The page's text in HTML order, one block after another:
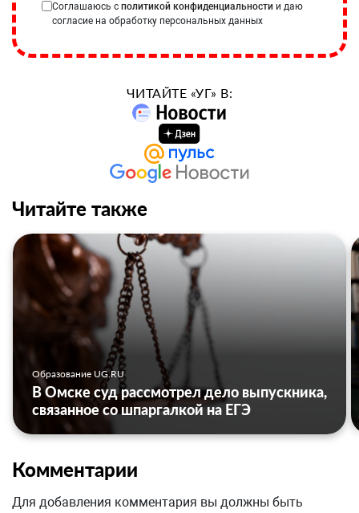
Соглашаюсь с политикой конфиденциальности и даю
согласие на обработку персональных данных
ЧИТАЙТЕ «УГ» В:
Читайте также
Образование UG.RU
В Омске суд рассмотрел дело выпускника,
связанное со шпаргалкой на ЕГЭ
Комментарии
Для добавления комментария вы должны быть